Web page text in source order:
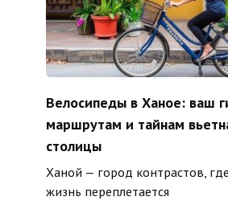
Велосипеды в Ханое: ваш
маршрутам и тайнам
столицы
Ханой — город контрастов,
жизнь переплетается